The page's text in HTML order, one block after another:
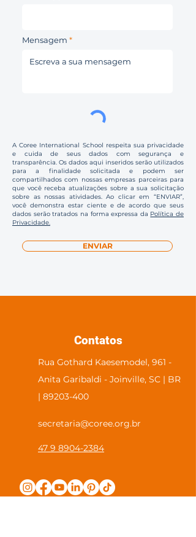
Mensagem
A Coree International School respeita sua privacidade
e cuida de seus dados com segurança e
transparência. Os dados aqui inseridos serão utilizados
para a finalidade solicitada e podem ser
compartilhados com nossas empresas parceiras para
que você receba atualizações sobre a sua solicitação
sobre as nossas atividades. Ao clicar em “ENVIAR”,
você demonstra estar ciente e de acordo que seus
dados serão tratados na forma expressa da Política de
Privacidade.
ENVIAR
Contatos
Rua Gothard Kaesemodel, 961 -
Anita Garibaldi - Joinville, SC | BR
| 89203-400
secretaria@coree.org.br
47 9 8904-2384